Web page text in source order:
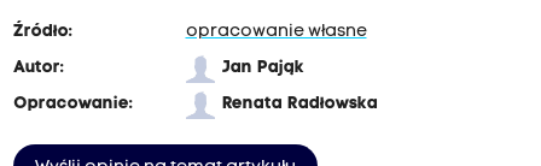
Źródło:
opracowanie własne
Autor:
Jan Pająk
Opracowanie:
Renata Radłowska